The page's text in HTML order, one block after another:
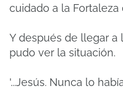
cuidado a la Fortaleza
Y después de llegar a
pudo ver la situación.
'...Jesús. Nunca lo